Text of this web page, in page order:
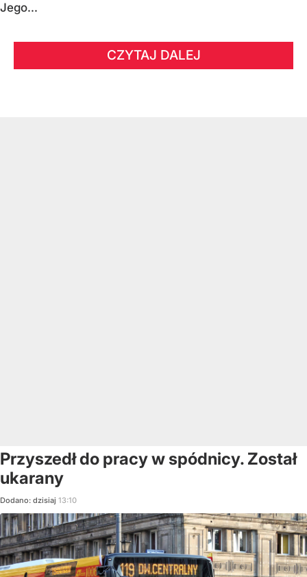
Jego...
CZYTAJ DALEJ
Przyszedł do pracy w spódnicy. Został
ukarany
Dodano: dzisiaj 13:10